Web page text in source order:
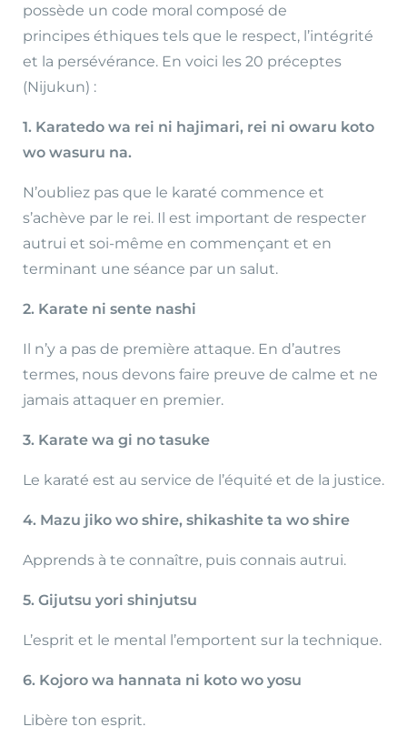
possède un code moral composé de
principes éthiques tels que le respect, l’intégrité
et la persévérance. En voici les 20 préceptes
(Nijukun) :
1. Karatedo wa rei ni hajimari, rei ni owaru koto
wo wasuru na.
N’oubliez pas que le karaté commence et
s’achève par le rei. Il est important de respecter
autrui et soi-même en commençant et en
terminant une séance par un salut.
2. Karate ni sente nashi
Il n’y a pas de première attaque. En d’autres
termes, nous devons faire preuve de calme et ne
jamais attaquer en premier.
3. Karate wa gi no tasuke
Le karaté est au service de l’équité et de la justice.
4. Mazu jiko wo shire, shikashite ta wo shire
Apprends à te connaître, puis connais autrui.
5. Gijutsu yori shinjutsu
L’esprit et le mental l’emportent sur la technique.
6. Kojoro wa hannata ni koto wo yosu
Libère ton esprit.